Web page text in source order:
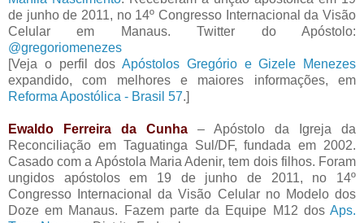
de junho de 2011, no 14º Congresso Internacional da Visão
Celular em Manaus. Twitter do Apóstolo:
@gregoriomenezes
[Veja o perfil dos Apóstolos Gregório e Gizele Menezes
expandido, com melhores e maiores informações, em
Reforma Apostólica - Brasil 57.]
Ewaldo Ferreira da Cunha – Apóstolo da Igreja da
Reconciliação em Taguatinga Sul/DF, fundada em 2002.
Casado com a Apóstola Maria Adenir, tem dois filhos. Foram
ungidos apóstolos em 19 de junho de 2011, no 14º
Congresso Internacional da Visão Celular no Modelo dos
Doze em Manaus. Fazem parte da Equipe M12 dos Aps.